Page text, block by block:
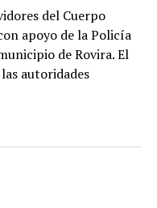
del Cuerpo
apoyo de la Policía
de Rovira. El
autoridades